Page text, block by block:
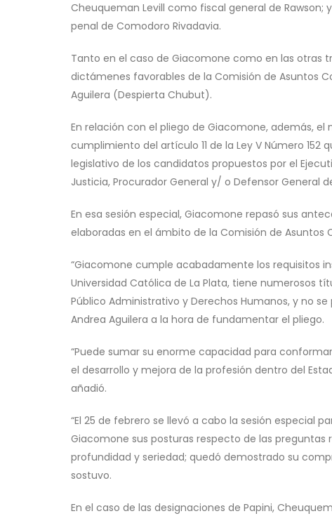
Cheuqueman Levill como fiscal general de Rawson;
penal de Comodoro Rivadavia.
Tanto en el caso de Giacomone como en las otras
dictámenes favorables de la Comisión de Asuntos
Aguilera (Despierta Chubut).
En relación con el pliego de Giacomone, además,
cumplimiento del artículo 11 de la Ley V Número
legislativo de los candidatos propuestos por el
Justicia, Procurador General y/ o Defensor General
En esa sesión especial, Giacomone repasó sus
elaboradas en el ámbito de la Comisión de Asuntos
“Giacomone cumple acabadamente los requisitos
Universidad Católica de La Plata, tiene numerosos
Público Administrativo y Derechos Humanos, y no
Andrea Aguilera a la hora de fundamentar el pliego.
“Puede sumar su enorme capacidad para
el desarrollo y mejora de la profesión dentro del
añadió.
“El 25 de febrero se llevó a cabo la sesión especial
Giacomone sus posturas respecto de las preguntas
profundidad y seriedad; quedó demostrado su
sostuvo.
En el caso de las designaciones de Papini,